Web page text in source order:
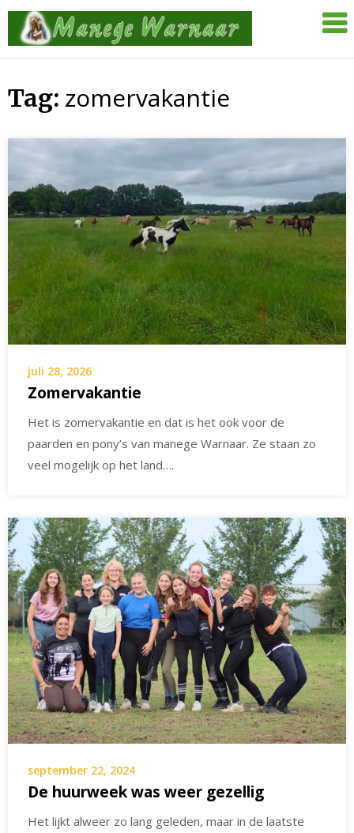
Skip
content
Manege
Tag: zomervakantie
juli 28, 2026
Zomervakantie
Het is zomervakantie en dat is het ook voor de
paarden en pony’s van manege Warnaar. Ze staan zo
veel mogelijk op het land….
september 22, 2024
De huurweek was weer gezellig
Het lijkt alweer zo lang geleden, maar in de laatste